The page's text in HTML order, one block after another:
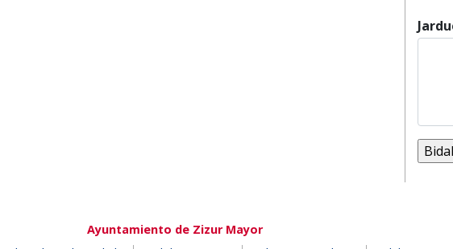
Ayuntamiento de Zizur Mayor